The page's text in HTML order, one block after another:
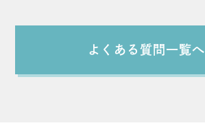
よくある質問一覧へ